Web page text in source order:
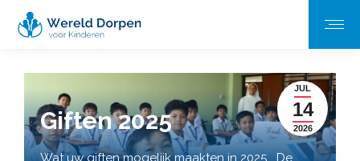
JUL
14
2026
Giften 2025